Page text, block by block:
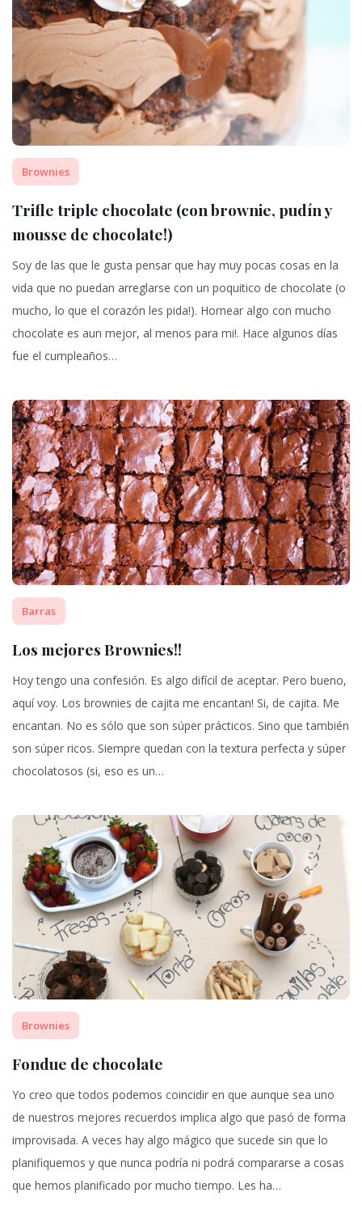
Brownies
Trifle triple chocolate (con brownie, pudín y
mousse de chocolate!)
Soy de las que le gusta pensar que hay muy pocas cosas en la
vida que no puedan arreglarse con un poquitico de chocolate (o
mucho, lo que el corazón les pida!). Hornear algo con mucho
chocolate es aun mejor, al menos para mi!. Hace algunos días
fue el cumpleaños…
Barras
Los mejores Brownies!!
Hoy tengo una confesión. Es algo difícil de aceptar. Pero bueno,
aquí voy. Los brownies de cajita me encantan! Si, de cajita. Me
encantan. No es sólo que son súper prácticos. Sino que también
son súper ricos. Siempre quedan con la textura perfecta y súper
chocolatosos (si, eso es un…
Brownies
Fondue de chocolate
Yo creo que todos podemos coincidir en que aunque sea uno
de nuestros mejores recuerdos implica algo que pasó de forma
improvisada. A veces hay algo mágico que sucede sin que lo
planifiquemos y que nunca podría ni podrá compararse a cosas
que hemos planificado por mucho tiempo. Les ha…